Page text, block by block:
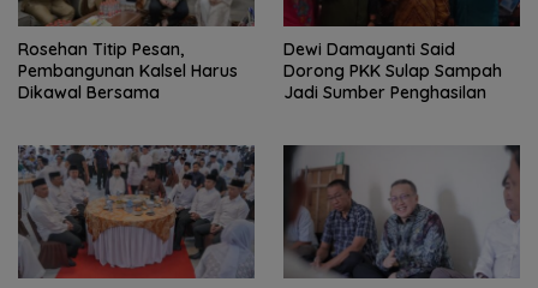
Rosehan Titip Pesan,
Pembangunan Kalsel Harus
Dikawal Bersama
Dewi Damayanti Said
Dorong PKK Sulap Sampah
Jadi Sumber Penghasilan